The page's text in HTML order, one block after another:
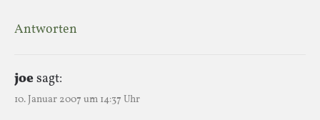
Antworten
joesagt:
10. Januar 2007 um 14:37 Uhr